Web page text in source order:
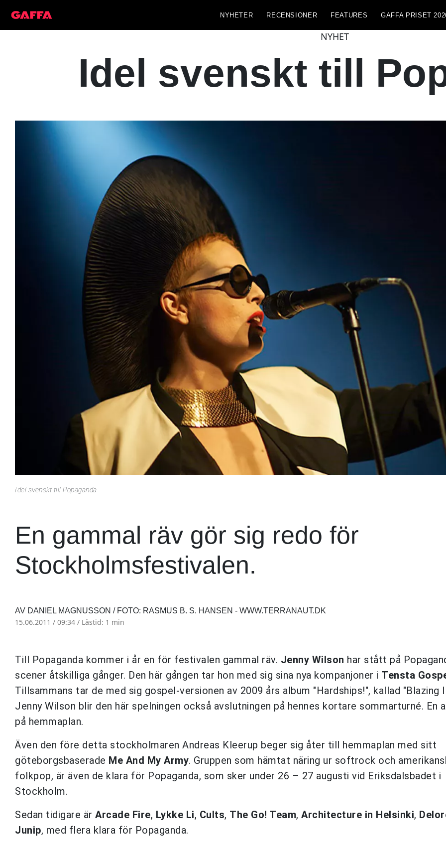
NYHETER RECENSIONER FEATURES GAFFA PRISET
NYHET
Idel svenskt till
Idel svenskt till Popaganda
En gammal räv gör sig redo för
Stockholmsfestivalen.
AV DANIEL MAGNUSSON / FOTO: RASMUS B. S. HANSEN - WWW.TERRANAUT.DK
15.06.2011 / 09:34 / Lästid: 1 min
Till Popaganda kommer i år en för festivalen gammal räv. Jenny Wilson har stått på
scener åtskilliga gånger. Den här gången tar hon med sig sina nya kompanjoner i Tensta
Tillsammans tar de med sig gospel-versionen av 2009 års album "Hardships!", kallad "Blazing
Jenny Wilson blir den här spelningen också avslutningen på hennes kortare sommarturné. En
på hemmaplan.
Även den före detta stockholmaren Andreas Kleerup beger sig åter till hemmaplan med sitt
göteborgsbaserade Me And My Army. Gruppen som hämtat näring ur softrock och
folkpop, är även de klara för Popaganda, som sker under 26 – 27 augusti vid Eriksdalsbadet i
Stockholm.
Sedan tidigare är Arcade Fire, Lykke Li, Cults, The Go! Team, Architecture in Helsinki,
Junip, med flera klara för Popaganda.